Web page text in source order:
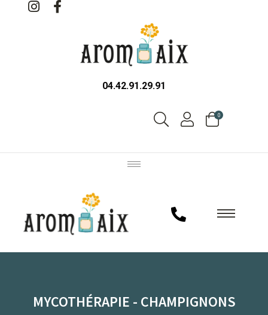
04.42.91.29.91
0
MYCOTHÉRAPIE - CHAMPIGNONS